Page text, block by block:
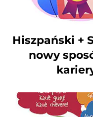
Hiszpański +
nowy